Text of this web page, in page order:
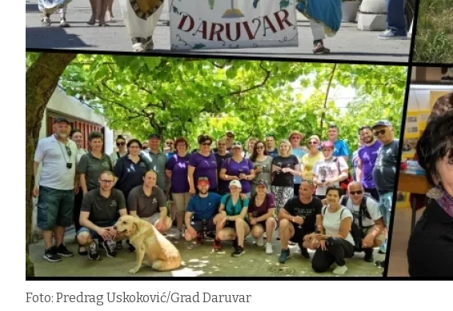
Foto: Predrag Uskoković/Grad Daruvar